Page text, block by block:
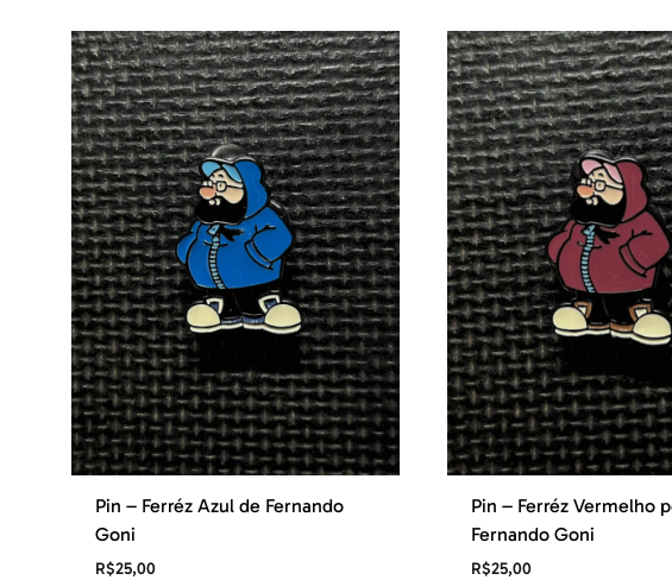
Pin – Ferréz Azul de Fernando
Goni
R$25,00
Pin – Ferréz Vermelho
Fernando Goni
R$25,00